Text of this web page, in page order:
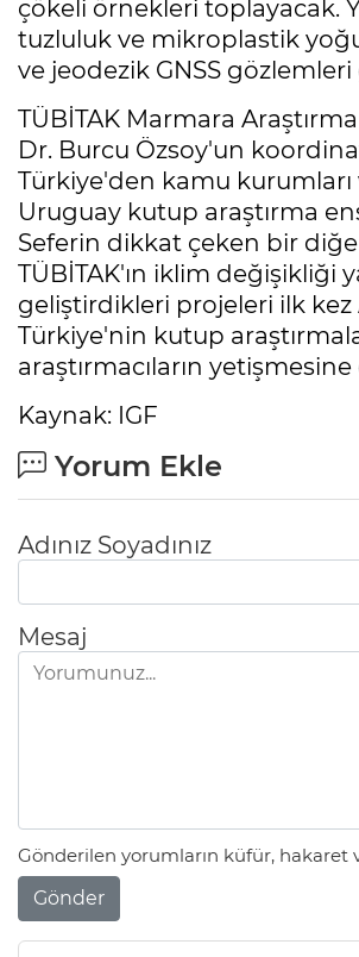
çökeli örnekleri toplayacak.
tuzluluk ve mikroplastik
ve jeodezik GNSS
TÜBİTAK Marmara
Dr. Burcu Özsoy'un
Türkiye'den kamu kurumları
Uruguay kutup araştırma
Seferin dikkat çeken bir
TÜBİTAK'ın iklim değişikliği
geliştirdikleri projeleri ilk
Türkiye'nin kutup
araştırmacıların
Kaynak: IGF
Yorum Ekle
Adınız Soyadınız
Mesaj
Gönderilen yorumların küfür, hakaret
Gönder